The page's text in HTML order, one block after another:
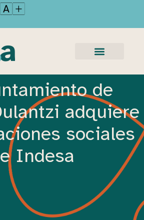
de
adquiere
sociales
Indesa